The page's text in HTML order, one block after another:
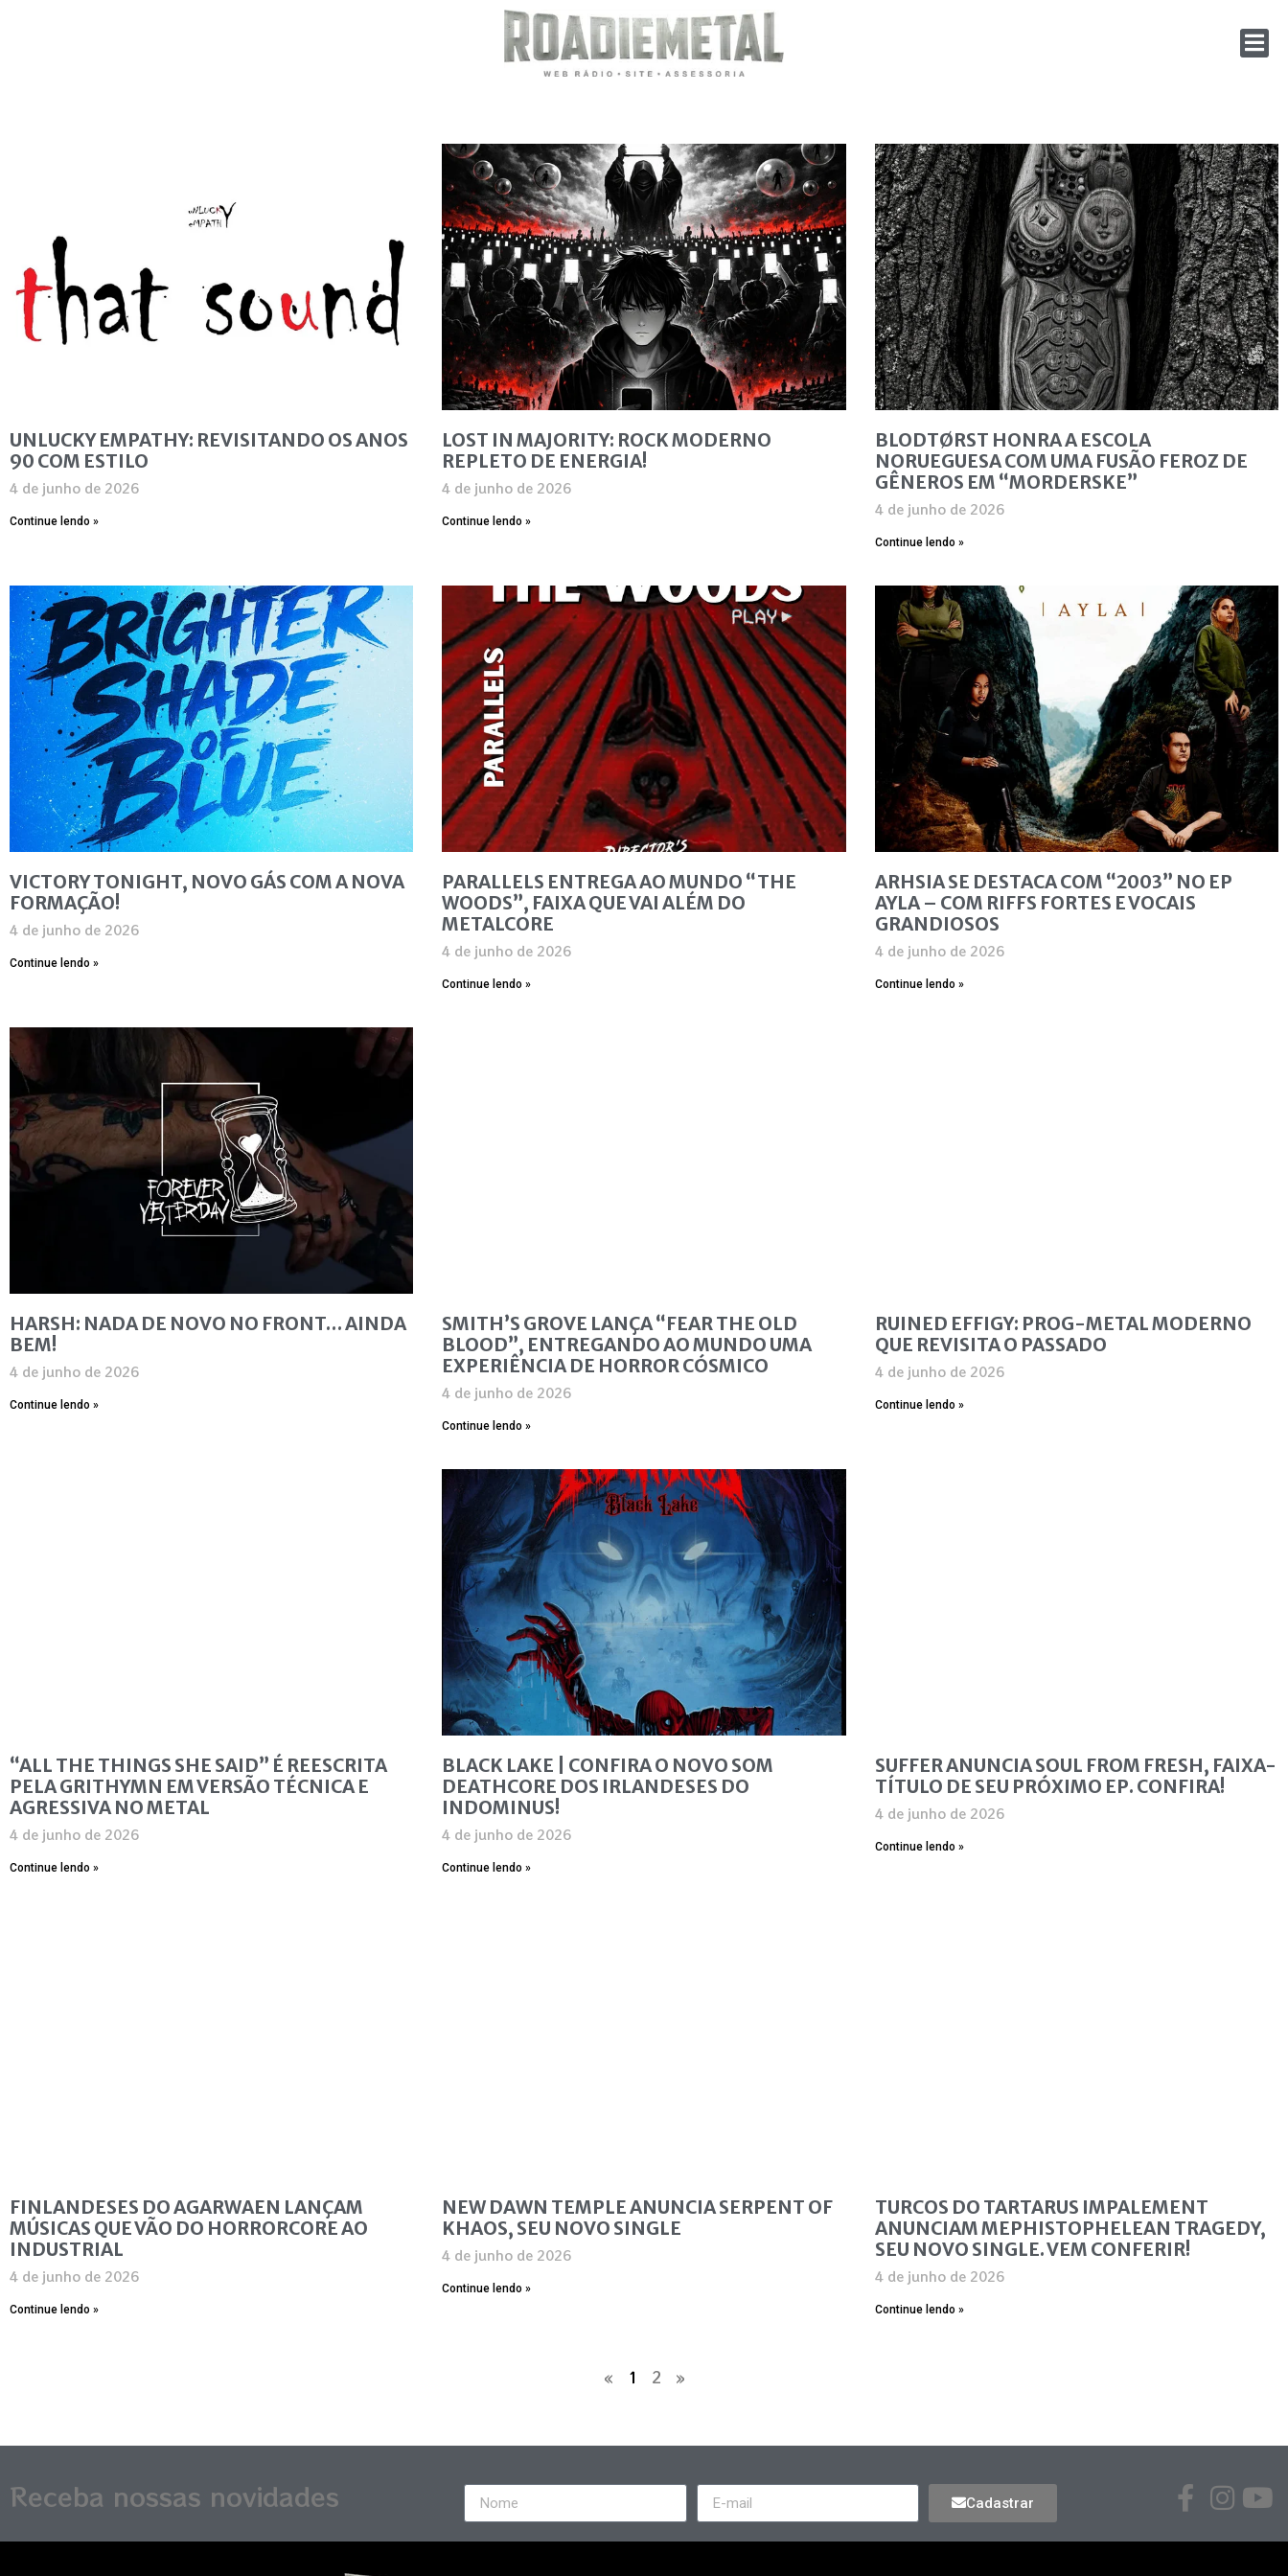
UNLUCKY EMPATHY: REVISITANDO OS ANOS
90 COM ESTILO
4 de junho de 2026
Continue lendo »
LOST IN MAJORITY: ROCK MODERNO
REPLETO DE ENERGIA!
4 de junho de 2026
Continue lendo »
BLODTØRST HONRA A ESCOLA
NORUEGUESA COM UMA FUSÃO FEROZ DE
GÊNEROS EM “MORDERSKE”
4 de junho de 2026
Continue lendo »
VICTORY TONIGHT, NOVO GÁS COM A NOVA
FORMAÇÃO!
4 de junho de 2026
Continue lendo »
PARALLELS ENTREGA AO MUNDO “THE
WOODS”, FAIXA QUE VAI ALÉM DO
METALCORE
4 de junho de 2026
Continue lendo »
ARHSIA SE DESTACA COM “2003” NO EP
AYLA – COM RIFFS FORTES E VOCAIS
GRANDIOSOS
4 de junho de 2026
Continue lendo »
HARSH: NADA DE NOVO NO FRONT… AINDA
BEM!
4 de junho de 2026
Continue lendo »
SMITH’S GROVE LANÇA “FEAR THE OLD
BLOOD”, ENTREGANDO AO MUNDO UMA
EXPERIÊNCIA DE HORROR CÓSMICO
4 de junho de 2026
Continue lendo »
RUINED EFFIGY: PROG-METAL MODERNO
QUE REVISITA O PASSADO
4 de junho de 2026
Continue lendo »
“ALL THE THINGS SHE SAID” É REESCRITA
PELA GRITHYMN EM VERSÃO TÉCNICA E
AGRESSIVA NO METAL
4 de junho de 2026
Continue lendo »
BLACK LAKE | CONFIRA O NOVO SOM
DEATHCORE DOS IRLANDESES DO
INDOMINUS!
4 de junho de 2026
Continue lendo »
SUFFER ANUNCIA SOUL FROM FRESH, FAIXA-
TÍTULO DE SEU PRÓXIMO EP. CONFIRA!
4 de junho de 2026
Continue lendo »
FINLANDESES DO AGARWAEN LANÇAM
MÚSICAS QUE VÃO DO HORRORCORE AO
INDUSTRIAL
4 de junho de 2026
Continue lendo »
NEW DAWN TEMPLE ANUNCIA SERPENT OF
KHAOS, SEU NOVO SINGLE
4 de junho de 2026
Continue lendo »
TURCOS DO TARTARUS IMPALEMENT
ANUNCIAM MEPHISTOPHELEAN TRAGEDY,
SEU NOVO SINGLE. VEM CONFERIR!
4 de junho de 2026
Continue lendo »
« 1 2 »
Receba nossas novidades Cadastrar